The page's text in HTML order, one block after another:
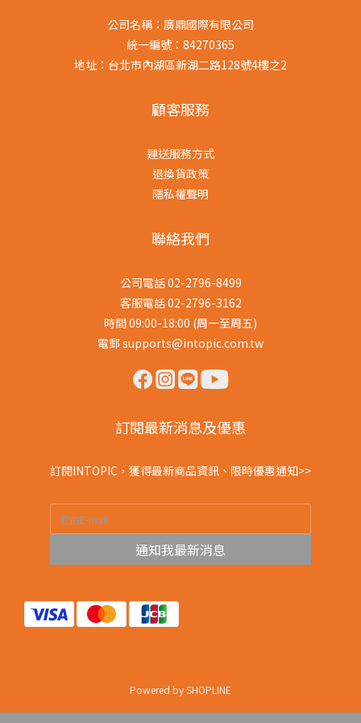
公司名稱：廣鼎國際有限公司
統一編號：84270365
地址：台北市內湖區新湖二路128號4樓之2
顧客服務
運送服務方式
退換貨政策
隱私權聲明
聯絡我們
公司電話 02-2796-8499
客服電話 02-2796-3162
時間 09:00-18:00 (周一至周五)
電郵 supports@intopic.com.tw
訂閱最新消息及優惠
訂閱INTOPIC，獲得最新商品資訊、限時優惠通知>>
通知我最新消息
Powered by SHOPLINE